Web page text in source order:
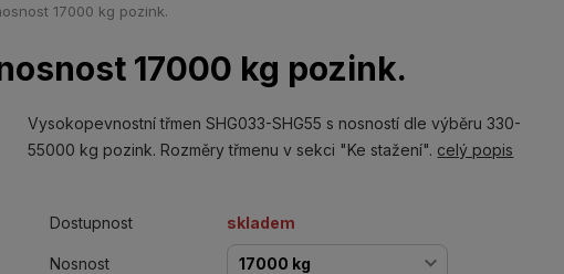
17000 kg pozink.
17000 kg pozink.
Vysokopevnostní třmen SHG033-SHG55 s nosností dle výběru 330-
55000 kg pozink. Rozměry třmenu v sekci "Ke stažení". celý popis
Dostupnost skladem
Nosnost